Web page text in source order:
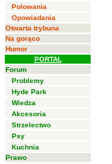
Polowania
Opowiadania
Otwarta trybuna
Na gorąco
Humor
PORTAL
Forum
Problemy
Hyde Park
Wiedza
Akcesoria
Strzelectwo
Psy
Kuchnia
Prawo